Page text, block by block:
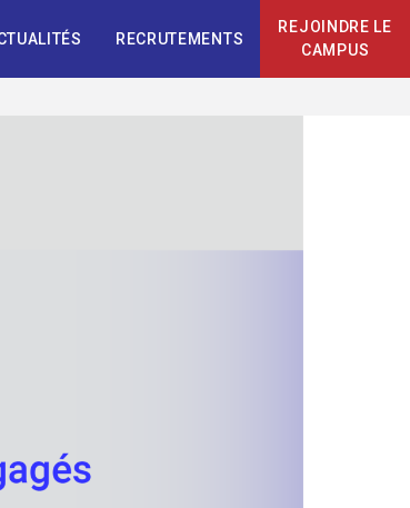
RECRUTEMENTS
REJOINDRE LE
CAMPUS